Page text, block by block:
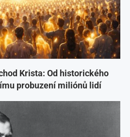
Krista: Od historického
probuzení miliónů lidí